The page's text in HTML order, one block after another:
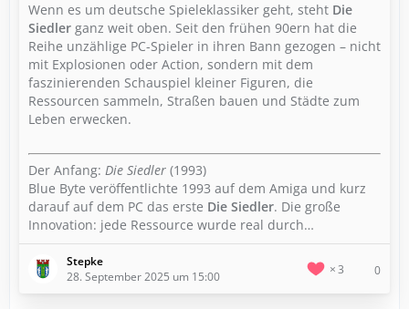
Wenn es um deutsche Spieleklassiker geht, steht Die
Siedler ganz weit oben. Seit den frühen 90ern hat die
Reihe unzählige PC-Spieler in ihren Bann gezogen – nicht
mit Explosionen oder Action, sondern mit dem
faszinierenden Schauspiel kleiner Figuren, die
Ressourcen sammeln, Straßen bauen und Städte zum
Leben erwecken.
Der Anfang: Die Siedler (1993)
Blue Byte veröffentlichte 1993 auf dem Amiga und kurz
darauf auf dem PC das erste Die Siedler. Die große
Innovation: jede Ressource wurde real durch…
Stepke
28. September 2025 um 15:00
3 0